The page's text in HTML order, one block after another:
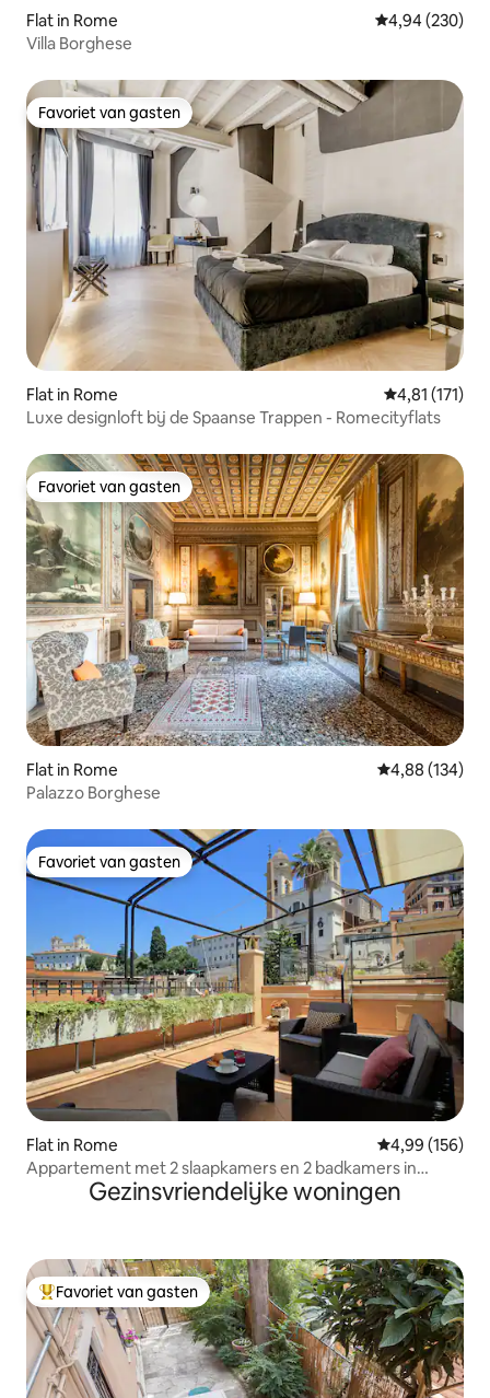
Flat in Rome Gemiddelde
4,94 (230)
Villa Borghese
Favoriet van gasten
Favoriet van gasten
Flat in Rome Gemiddelde
4,81 (171)
Luxe designloft bij de Spaanse Trappen - Romecityflats
Favoriet van gasten
Favoriet van gasten
Flat in Rome Gemiddelde
4,88 (134)
Palazzo Borghese
Favoriet van gasten
Favoriet van gasten
Flat in Rome Gemiddelde
4,99 (156)
Appartement met 2 slaapkamers en 2 badkamers in
Rome + terras boven de Spaanse Trappen
Gezinsvriendelijke woningen
Topfavoriet van gasten
Favoriet van gasten